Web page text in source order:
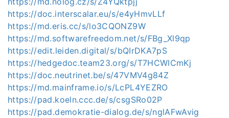
https://doc.interscalar.eu/s/e4yHmvLLf
https://md.eris.cc/s/lo3CQONZ9W
https://md.softwarefreedom.net/s/FBg_Xl9qp
https://edit.leiden.digital/s/bQIrDKA7pS
https://hedgedoc.team23.org/s/T7HCWICmKj
https://doc.neutrinet.be/s/47VMV4g84Z
https://md.mainframe.io/s/LcPL4YEZRO
https://pad.koeln.ccc.de/s/csgSRo02P
https://pad.demokratie-dialog.de/s/nglAFwAvig